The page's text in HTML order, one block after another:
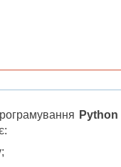
Python